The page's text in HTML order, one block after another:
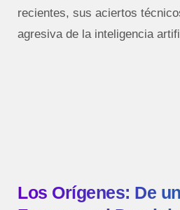
recientes, sus aciertos
agresiva de la inteligencia
Los Orígenes: De